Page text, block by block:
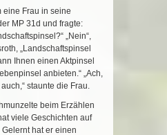
eine Frau in seine
MP 31d und fragte:
„Nein“,
„Landschaftspinsel
Ihnen einen Aktpinsel
anbieten.“ „Ach,
staunte die Frau.
beim Erzählen
viele Geschichten auf
hat er einen